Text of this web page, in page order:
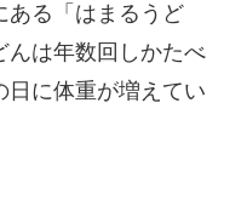
ある「はまるうど
んは年数回しかたべ
日に体重が増えてい